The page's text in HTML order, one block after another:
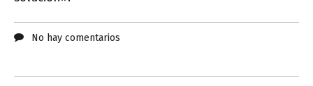
No hay comentarios